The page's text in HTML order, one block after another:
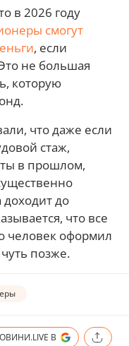
в 2026 году
смогут
, если
не большая
которую
что даже если
стаж,
в прошлом,
доходит до
что все
человек оформил
позже.
В